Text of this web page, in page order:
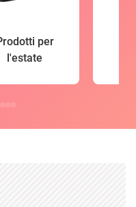
per
l'estate